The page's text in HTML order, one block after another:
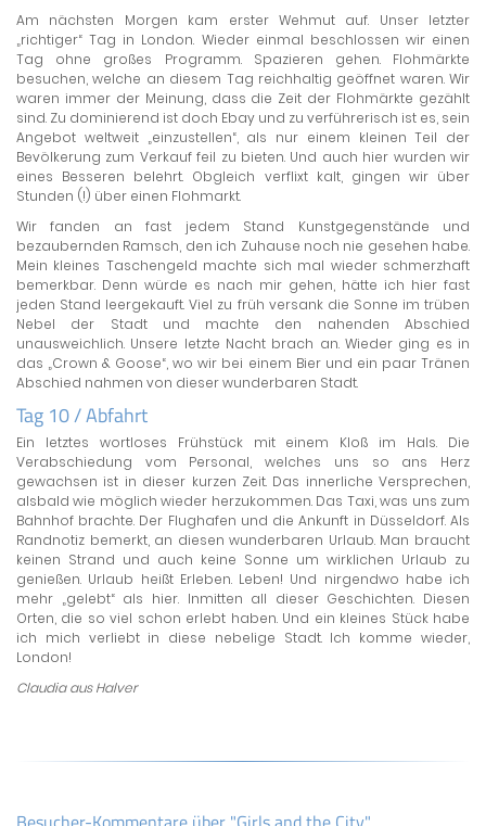
Am nächsten Morgen kam erster Wehmut auf. Unser letzter
„richtiger“ Tag in London. Wieder einmal beschlossen wir einen
Tag ohne großes Programm. Spazieren gehen. Flohmärkte
besuchen, welche an diesem Tag reichhaltig geöffnet waren. Wir
waren immer der Meinung, dass die Zeit der Flohmärkte gezählt
sind. Zu dominierend ist doch Ebay und zu verführerisch ist es, sein
Angebot weltweit „einzustellen“, als nur einem kleinen Teil der
Bevölkerung zum Verkauf feil zu bieten. Und auch hier wurden wir
eines Besseren belehrt. Obgleich verflixt kalt, gingen wir über
Stunden (!) über einen Flohmarkt.
Wir fanden an fast jedem Stand Kunstgegenstände und
bezaubernden Ramsch, den ich Zuhause noch nie gesehen habe.
Mein kleines Taschengeld machte sich mal wieder schmerzhaft
bemerkbar. Denn würde es nach mir gehen, hätte ich hier fast
jeden Stand leergekauft. Viel zu früh versank die Sonne im trüben
Nebel der Stadt und machte den nahenden Abschied
unausweichlich. Unsere letzte Nacht brach an. Wieder ging es in
das „Crown & Goose“, wo wir bei einem Bier und ein paar Tränen
Abschied nahmen von dieser wunderbaren Stadt.
Tag 10 / Abfahrt
Ein letztes wortloses Frühstück mit einem Kloß im Hals. Die
Verabschiedung vom Personal, welches uns so ans Herz
gewachsen ist in dieser kurzen Zeit. Das innerliche Versprechen,
alsbald wie möglich wieder herzukommen. Das Taxi, was uns zum
Bahnhof brachte. Der Flughafen und die Ankunft in Düsseldorf. Als
Randnotiz bemerkt, an diesen wunderbaren Urlaub. Man braucht
keinen Strand und auch keine Sonne um wirklichen Urlaub zu
genießen. Urlaub heißt Erleben. Leben! Und nirgendwo habe ich
mehr „gelebt“ als hier. Inmitten all dieser Geschichten. Diesen
Orten, die so viel schon erlebt haben. Und ein kleines Stück habe
ich mich verliebt in diese nebelige Stadt. Ich komme wieder,
London!
Claudia aus Halver